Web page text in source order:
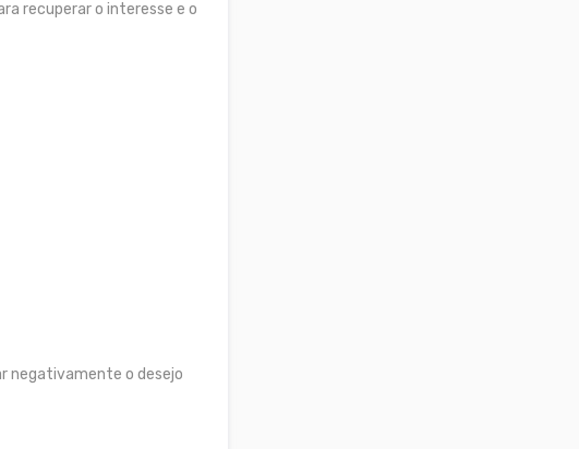
recuperar o interesse e o
negativamente o desejo